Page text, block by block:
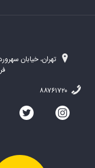
تهران، خیابان